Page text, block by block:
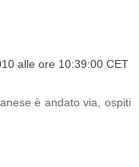
alle ore 10:39:00 CET
è andato via, ospiti